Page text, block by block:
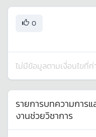
0
ไม่มีข้อมูลตามเงื่อนไขที่
รายการบทความการ
งานช่วยวิชาการ